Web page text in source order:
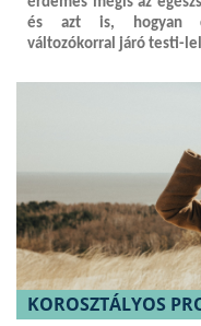
és azt is, hogyan
változókorral járó testi-
KOROSZTÁLYOS